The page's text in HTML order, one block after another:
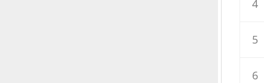
4
5
6